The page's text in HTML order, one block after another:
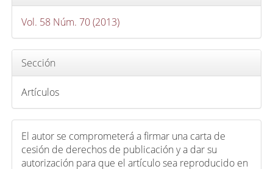
Vol. 58 Núm. 70 (2013)
Sección
Artículos
El autor se comprometerá a firmar una carta de
cesión de derechos de publicación y a dar su
autorización para que el artículo sea reproducido en